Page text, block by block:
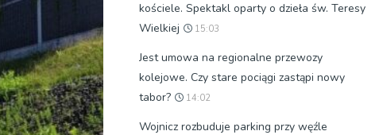
kościele. Spektakl oparty o dzieła św. Teresy
Wielkiej
15:03
Jest umowa na regionalne przewozy
kolejowe. Czy stare pociągi zastąpi nowy
tabor?
14:02
Wojnicz rozbuduje parking przy węźle